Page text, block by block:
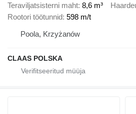
Teraviljatsisterni maht 8,6 m³
Rootori töötunnid 598 m/t
Poola, Krzyżanów
CLAAS POLSKA